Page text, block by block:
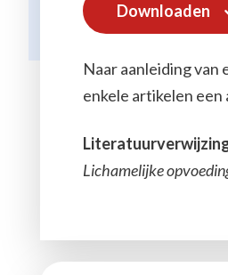
Downloaden
Naar aanleiding
enkele artikelen
Lichamelijke